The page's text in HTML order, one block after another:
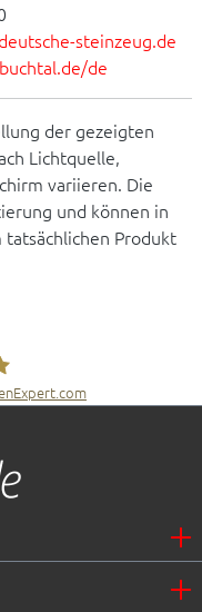
steinzeug.de
de
der gezeigten
Lichtquelle,
variieren. Die
und können in
tatsächlichen Produkt